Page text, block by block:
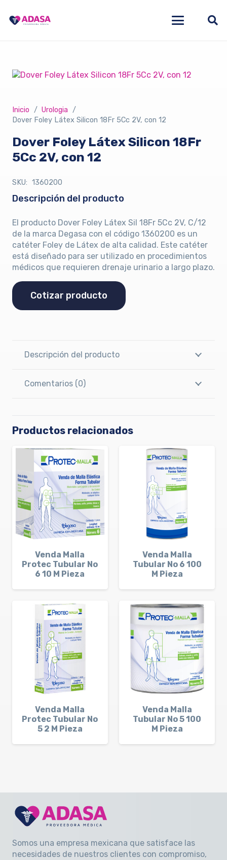
Inicio / Urologia /
Dover Foley Látex Silicon 18Fr 5Cc 2V, con 12
Dover Foley Látex Silicon 18Fr
5Cc 2V, con 12
SKU: 1360200
Descripción del producto
El producto Dover Foley Látex Sil 18Fr 5Cc 2V, C/12
de la marca Degasa con el código 1360200 es un
catéter Foley de Látex de alta calidad. Este catéter
está diseñado para ser utilizado en procedimientos
médicos que requieren drenaje urinario a largo plazo.
Cotizar producto
Descripción del producto
Comentarios (0)
Productos relacionados
Venda Malla
Protec Tubular No
6 10 M Pieza
Venda Malla
Tubular No 6 100
M Pieza
Venda Malla
Protec Tubular No
5 2 M Pieza
Venda Malla
Tubular No 5 100
M Pieza
Somos una empresa mexicana que satisface las
necesidades de nuestros clientes con compromiso,